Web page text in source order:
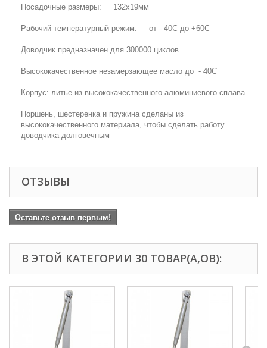
Посадочные размеры: 132х19мм
Рабочий температурный режим: от - 40С до +60С
Доводчик предназначен для 300000 циклов
Высококачественное незамерзающее масло до - 40С
Корпус: литье из высококачественного алюминиевого сплава
Поршень, шестеренка и пружина сделаны из
высококачественного материала, чтобы сделать работу
доводчика долговечным
ОТЗЫВЫ
Оставьте отзыв первым!
В ЭТОЙ КАТЕГОРИИ 30 ТОВАР(А,ОВ):